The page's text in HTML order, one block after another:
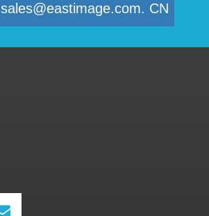
sales@eastimage.com. CN